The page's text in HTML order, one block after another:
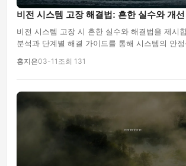
비전 시스템 고장 해결법: 흔한 실수와 개선
비전 시스템 고장 시 흔한 실수와 해결법을 제시
분석과 단계별 해결 가이드를 통해 시스템의 안
홍지은03-11 조회 131